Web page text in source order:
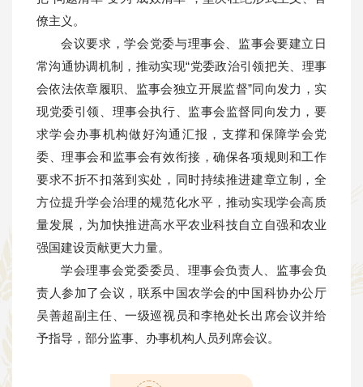
僚主义。
会议要求，学会党委与理事会、监事会要建立日
常沟通协调机制，推动实现“党委政治引领把关、理事
会依法依章履职、监事会独立开展监督”同向发力，实
现党委引领、理事会执行、监事会监督同向发力，要
求学会办事机构做好沟通汇报，支撑和保障学会党
委、理事会和监事会有效衔接，确保各项规则和工作
要求不折不扣落到实处，同时持续推进建章立制，全
方位提升学会治理的规范化水平，推动实现学会高质
量发展，为加快推进高水平农业科技自立自强和农业
强国建设贡献更大力量。
学会理事会党委委员、理事会负责人、监事会负
责人参加了会议，联系中国农学会的中国科协办公厅
吴善超副主任、一级巡视员和李艳处长出席会议并给
予指导，部分监事、办事机构人员列席会议。